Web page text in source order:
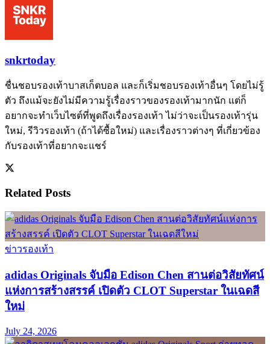
snkrtoday
ชื่นชอบรองเท้าบาสเก็ตบอล และก็เริ่มชอบรองเท้าอื่นๆ โดยไม่รู้
ตัว ถึงแม้จะยังไม่มีความรู้เรื่องราวของรองเท้ามากนัก แต่ก็
อยากจะทำเว็บไซต์ที่พูดถึงเรื่องรองเท้า ไม่ว่าจะเป็นรองเท้ารุ่น
ใหม่, รีวิวรองเท้า (ถ้าได้ซื้อใหม่) และเรื่องราวต่างๆ ที่เกี่ยวข้อง
กับรองเท้าที่อยากจะแชร์
Related Posts
ข่าวรองเท้า
adidas Originals จับมือ Edison Chen สานต่อวิสัยทัศน์
แห่งการสร้างสรรค์ เปิดตัว CLOT Superstar ในเฉดสี
ใหม่
July 24, 2026